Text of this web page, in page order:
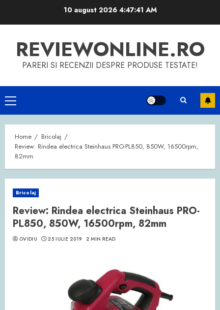
10 august 2026 4:47:41 AM
REVIEWONLINE.RO
PARERI SI RECENZII DESPRE PRODUSE TESTATE!
Primary
Menu
Home
Bricolaj
Review: Rindea electrica Steinhaus PRO-PL850, 850W, 16500rpm,
82mm
Bricolaj
Review: Rindea electrica Steinhaus PRO-
PL850, 850W, 16500rpm, 82mm
OVIDIU 25 IULIE 2019 2 MIN READ